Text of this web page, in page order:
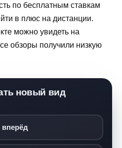
по бесплатным ставкам
в плюс на дистанции.
можно увидеть на
обзоры получили низкую
новый вид
вперёд